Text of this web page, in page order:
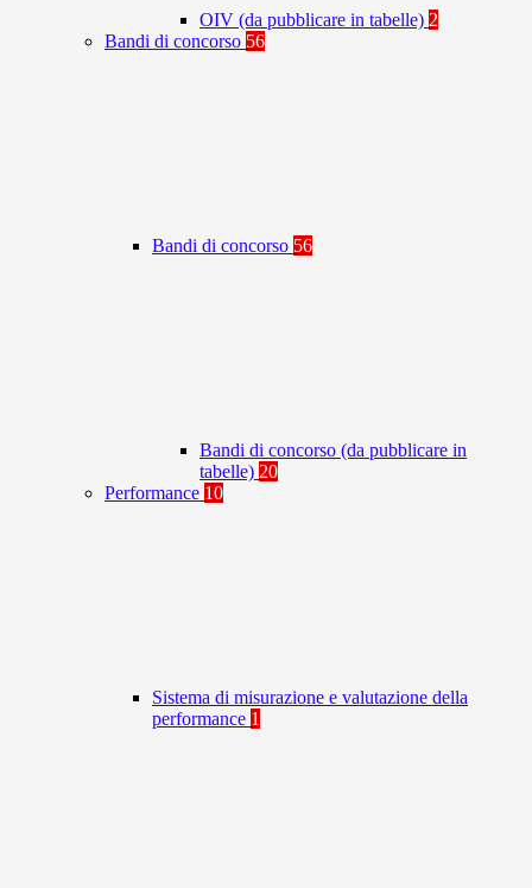
OIV (da pubblicare in tabelle) 2
Bandi di concorso 56
Bandi di concorso 56
Bandi di concorso (da pubblicare in
tabelle) 20
Performance 10
Sistema di misurazione e valutazione della
performance 1